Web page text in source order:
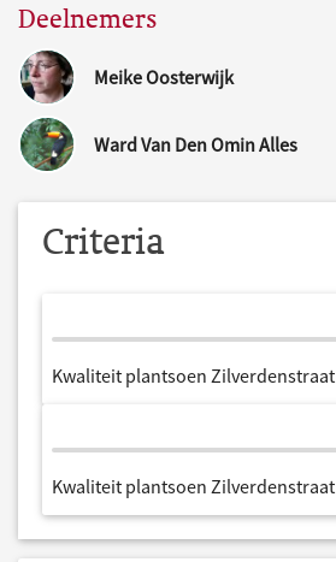
Deelnemers
Meike Oosterwijk
Ward Van Den Omin Alles
Criteria
Kwaliteit plantsoen Zilverdenstraat
Kwaliteit plantsoen Zilverdenstraat